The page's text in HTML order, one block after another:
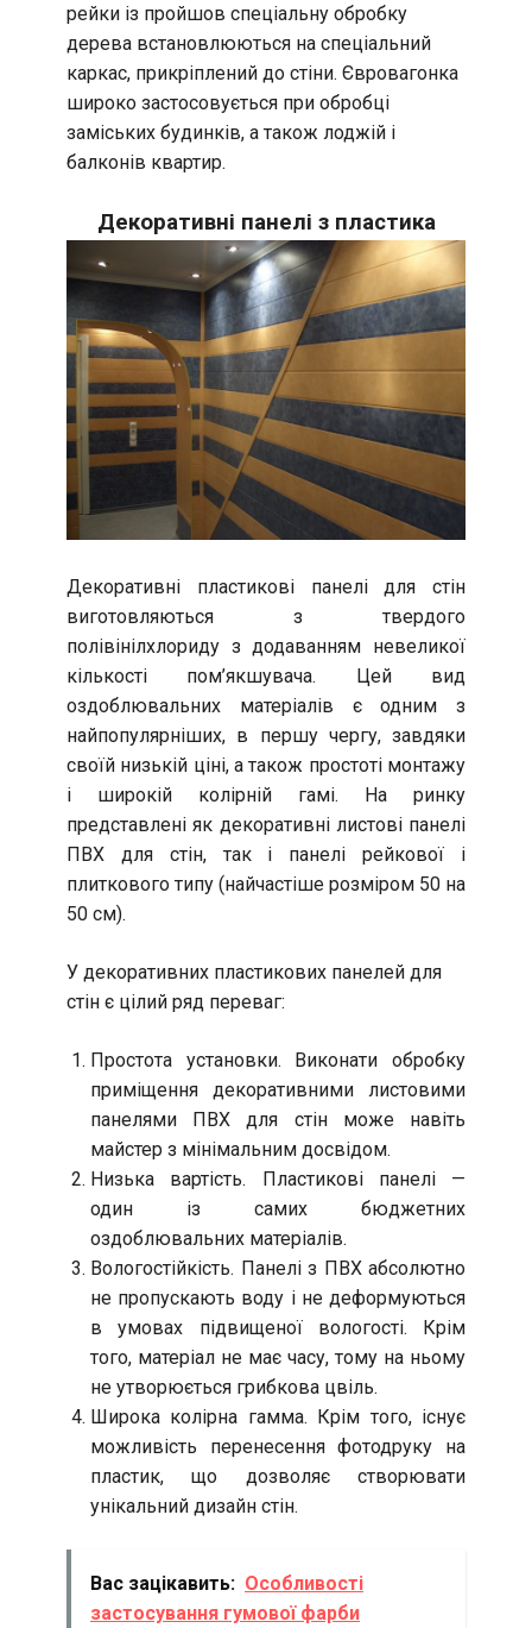
рейки із пройшов спеціальну обробку
дерева встановлюються на спеціальний
каркас, прикріплений до стіни. Євровагонка
широко застосовується при обробці
заміських будинків, а також лоджій і
балконів квартир.
Декоративні панелі з пластика
Декоративні пластикові панелі для стін
виготовляються з твердого
полівінілхлориду з додаванням невеликої
кількості пом’якшувача. Цей вид
оздоблювальних матеріалів є одним з
найпопулярніших, в першу чергу, завдяки
своїй низькій ціні, а також простоті монтажу
і широкій колірній гамі. На ринку
представлені як декоративні листові панелі
ПВХ для стін, так і панелі рейкової і
плиткового типу (найчастіше розміром 50 на
50 см).
У декоративних пластикових панелей для
стін є цілий ряд переваг:
Простота установки. Виконати обробку
приміщення декоративними листовими
панелями ПВХ для стін може навіть
майстер з мінімальним досвідом.
Низька вартість. Пластикові панелі —
один із самих бюджетних
оздоблювальних матеріалів.
Вологостійкість. Панелі з ПВХ абсолютно
не пропускають воду і не деформуються
в умовах підвищеної вологості. Крім
того, матеріал не має часу, тому на ньому
не утворюється грибкова цвіль.
Широка колірна гамма. Крім того, існує
можливість перенесення фотодруку на
пластик, що дозволяє створювати
унікальний дизайн стін.
Вас зацікавить: Особливості
застосування гумової фарби